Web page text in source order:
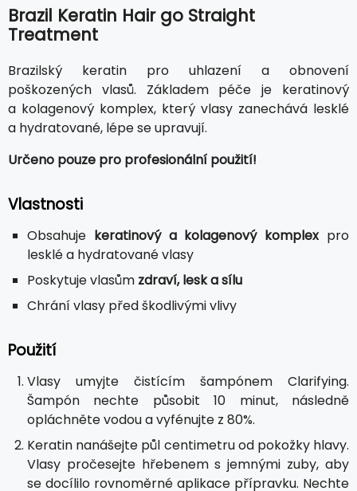
Brazil Keratin Hair go Straight
Treatment
Brazilský keratin pro uhlazení a obnovení
poškozených vlasů. Základem péče je keratinový
a kolagenový komplex, který vlasy zanechává lesklé
a hydratované, lépe se upravují.
Určeno pouze pro profesionální použití!
Vlastnosti
Obsahuje keratinový a kolagenový komplexpro
lesklé a hydratované vlasy
Poskytuje vlasům zdraví, lesk a sílu
Chrání vlasy před škodlivými vlivy
Použití
Vlasy umyjte čistícím šampónem Clarifying.
Šampón nechte působit 10 minut, následně
opláchněte vodou a vyfénujte z 80%.
Keratin nanášejte půl centimetru od pokožky hlavy.
Vlasy pročesejte hřebenem s jemnými zuby, aby
se docílilo rovnoměrné aplikace přípravku. Nechte